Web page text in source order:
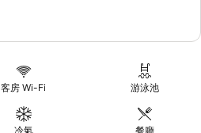
客房 Wi-Fi 游泳池
冷氣 餐廳